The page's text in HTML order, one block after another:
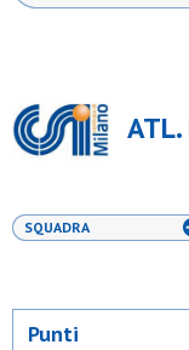
ATL.
SQUADRA
Punti